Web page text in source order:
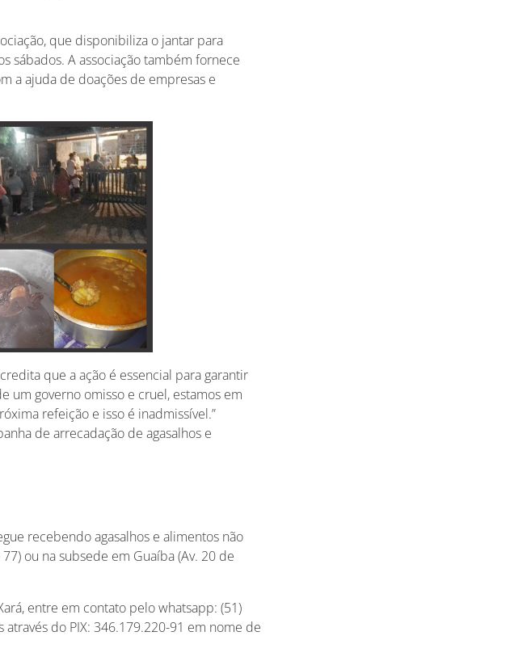
que disponibiliza o jantar para
sábados. A associação também fornece
a ajuda de doações de empresas e
que a ação é essencial para garantir
um governo omisso e cruel, estamos em
refeição e isso é inadmissível.”
de arrecadação de agasalhos e
recebendo agasalhos e alimentos não
ou na subsede em Guaíba (Av. 20 de
entre em contato pelo whatsapp: (51)
do PIX: 346.179.220-91 em nome de